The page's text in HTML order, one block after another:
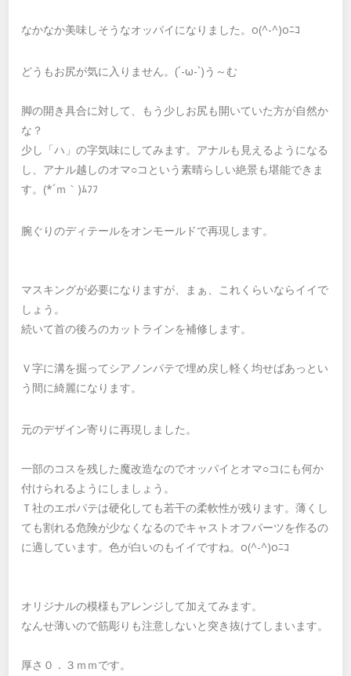
なかなか美味しそうなオッパイになりました。o(^-^)oﾆｺ
どうもお尻が気に入りません。(´-ω-`)う～む
脚の開き具合に対して、もう少しお尻も開いていた方が自然か
な？
少し「ハ」の字気味にしてみます。アナルも見えるようになる
し、アナル越しのオマ○コという素晴らしい絶景も堪能できま
す。(*´ｍ｀)ﾑﾌﾌ
腕ぐりのディテールをオンモールドで再現します。
マスキングが必要になりますが、まぁ、これくらいならイイで
しょう。
続いて首の後ろのカットラインを補修します。
Ｖ字に溝を掘ってシアノンパテで埋め戻し軽く均せばあっとい
う間に綺麗になります。
元のデザイン寄りに再現しました。
一部のコスを残した魔改造なのでオッパイとオマ○コにも何か
付けられるようにしましょう。
Ｔ社のエポパテは硬化しても若干の柔軟性が残ります。薄くし
ても割れる危険が少なくなるのでキャストオフパーツを作るの
に適しています。色が白いのもイイですね。o(^-^)oﾆｺ
オリジナルの模様もアレンジして加えてみます。
なんせ薄いので筋彫りも注意しないと突き抜けてしまいます。
厚さ０．３ｍｍです。